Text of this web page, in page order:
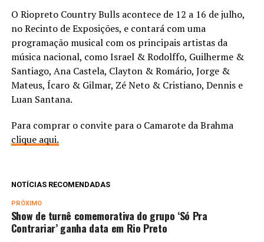
O Riopreto Country Bulls acontece de 12 a 16 de julho,
no Recinto de Exposições, e contará com uma
programação musical com os principais artistas da
música nacional, como Israel & Rodolffo, Guilherme &
Santiago, Ana Castela, Clayton & Romário, Jorge &
Mateus, Ícaro & Gilmar, Zé Neto & Cristiano, Dennis e
Luan Santana.
Para comprar o convite para o Camarote da Brahma
clique aqui.
NOTÍCIAS RECOMENDADAS
PRÓXIMO
Show de turnê comemorativa do grupo ‘Só Pra
Contrariar’ ganha data em Rio Preto